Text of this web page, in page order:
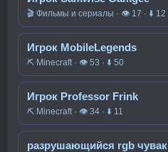
🎬 Фильмы и сериалы · 👁 17 · ⬇ 12
Игрок MobileLegends
⛏️ Minecraft · 👁 53 · ⬇ 50
Игрок Professor Frink
⛏️ Minecraft · 👁 34 · ⬇ 11
разрушающийся rgb чувак